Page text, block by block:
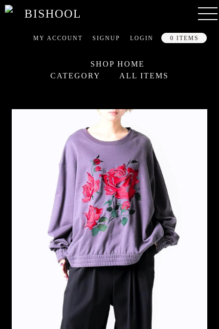
MY ACCOUNT SIGNUP LOGIN 0 ITEMS
SHOP HOME
CATEGORY
ALL ITEMS